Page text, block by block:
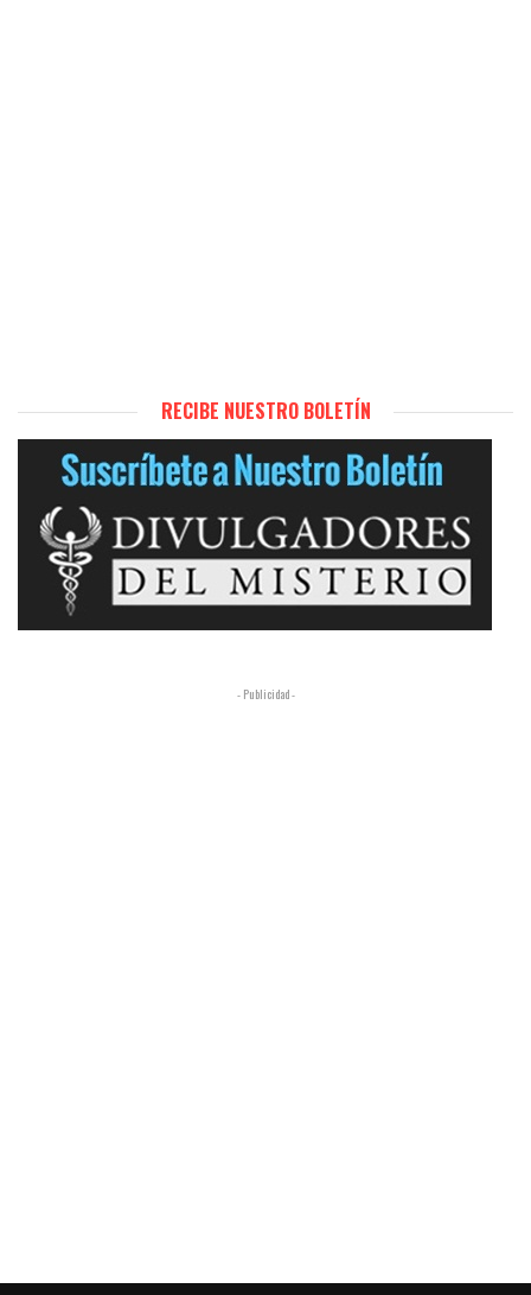
RECIBE NUESTRO BOLETÍN
- Publicidad -